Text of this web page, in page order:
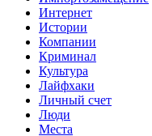
Интернет
Истории
Компании
Криминал
Культура
Лайфхаки
Личный счет
Люди
Места